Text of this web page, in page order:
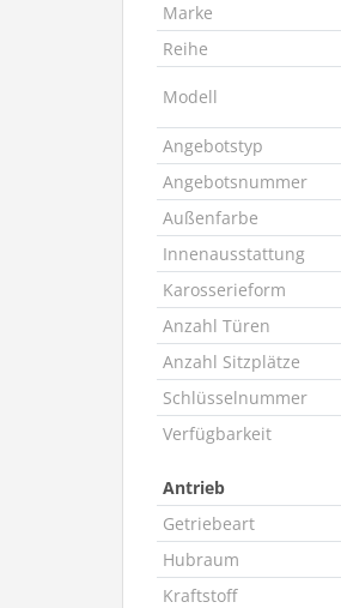
Marke
Reihe
Modell
Angebotstyp
Angebotsnummer
Außenfarbe
Innenausstattung
Karosserieform
Anzahl Türen
Anzahl Sitzplätze
Schlüsselnummer
Verfügbarkeit
Antrieb
Getriebeart
Hubraum
Kraftstoff